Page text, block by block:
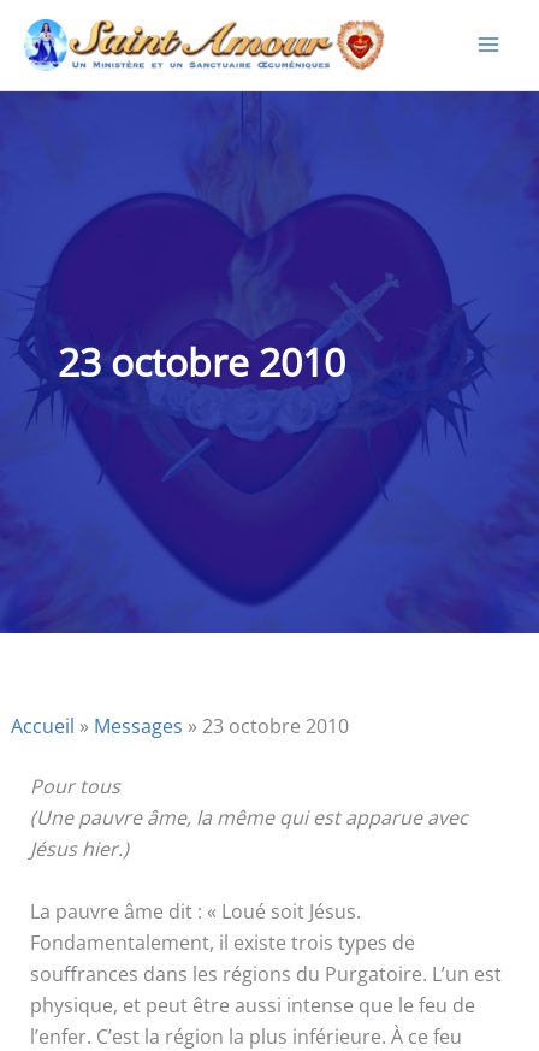
Aller
contenu
23 octobre 2010
Accueil » Messages »23 octobre 2010
Pour tous
(Une pauvre âme, la même qui est apparue avec
Jésus hier.)
La pauvre âme dit : « Loué soit Jésus.
Fondamentalement, il existe trois types de
souffrances dans les régions du Purgatoire. L’un est
physique, et peut être aussi intense que le feu de
l’enfer. C’est la région la plus inférieure. À ce feu